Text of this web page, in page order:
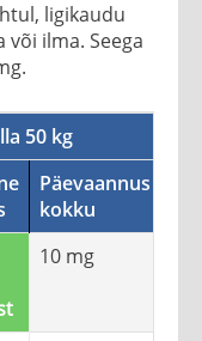
ligikaudu
ilma. Seega
50 kg
Päevaannus
kokku
10 mg